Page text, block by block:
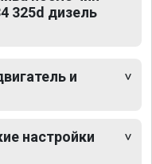
325d дизель
и
настройки